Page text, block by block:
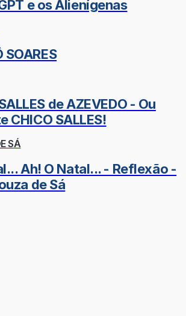
e os Alienígenas
de AZEVEDO - Ou
CHICO SALLES!
SÁ
Ah! O Natal... - Reflexão -
de Sá